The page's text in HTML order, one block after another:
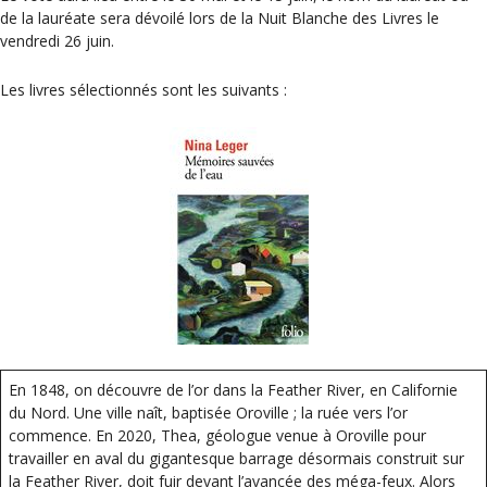
de la lauréate sera dévoilé lors de la Nuit Blanche des Livres le
vendredi 26 juin.
Les livres sélectionnés sont les suivants :
En 1848, on découvre de l’or dans la Feather River, en Californie
du Nord. Une ville naît, baptisée Oroville ; la ruée vers l’or
commence. En 2020, Thea, géologue venue à Oroville pour
travailler en aval du gigantesque barrage désormais construit sur
la Feather River, doit fuir devant l’avancée des méga-feux. Alors